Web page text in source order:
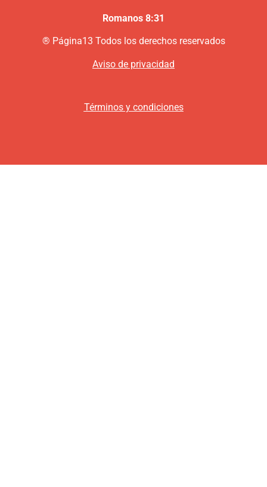
Romanos 8:31
® Página13 Todos los derechos reservados
Aviso de privacidad
Términos y condiciones